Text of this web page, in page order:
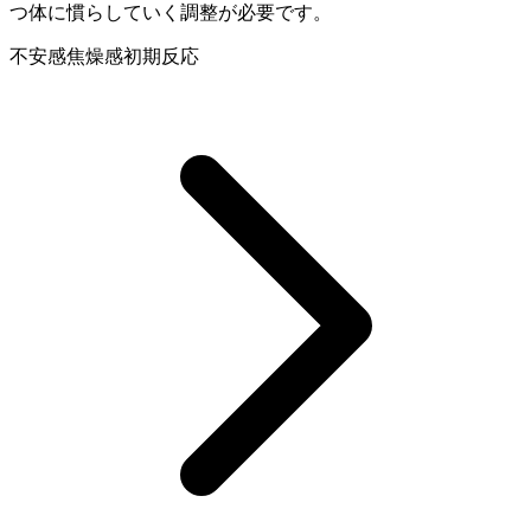
つ体に慣らしていく調整が必要です。
不安感焦燥感初期反応